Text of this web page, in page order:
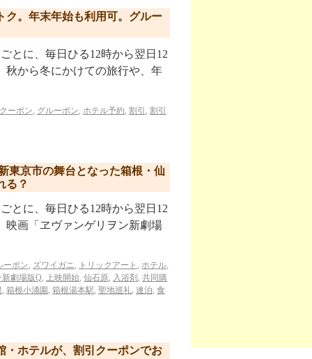
ク。年末年始も利用可。グルー
とに、毎日ひる12時から翌日12
秋から冬にかけての旅行や、年
クーポン, グルーポン, ホテル予約, 割引 , 割引
東京市の舞台となった箱根・仙
る？
とに、毎日ひる12時から翌日12
映画「ヱヴァンゲリヲン新劇場
ーポン, ズワイガニ, トリックアート , ホテル,
劇場版Q, 上映開始, 仙石原, 入浴剤 , 共同購
, 箱根小涌園 , 箱根湯本駅, 聖地巡礼, 連泊, 食
・ホテルが、割引クーポンでお